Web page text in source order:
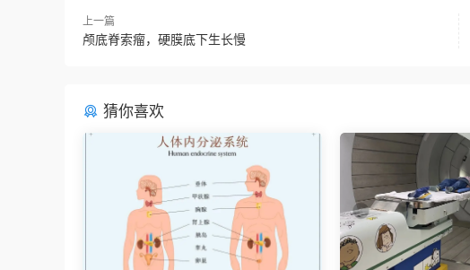
上一篇
颅底脊索瘤，硬膜底下生长慢
猜你喜欢